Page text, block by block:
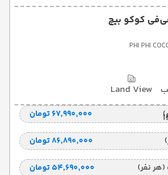
کوکو بیچ
PHI PHI
Land View
۶۷٬۹۹۰٬۰۰۰ تومان
۸۶٬۸۹۰٬۰۰۰ تومان
نفر) ۵۴٬۶۹۰٬۰۰۰ تومان